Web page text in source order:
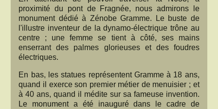
proximité du pont de Fragnée, nous admirons le
monument dédié à Zénobe Gramme. Le buste de
l'illustre inventeur de la dynamo-électrique trône au
centre ; une femme se tient à côté, ses mains
enserrant des palmes glorieuses et des foudres
électriques.
En bas, les statues représentent Gramme à 18 ans,
quand il exerce son premier métier de menuisier ; et
à 40 ans, quand il médite sur sa fameuse invention.
Le monument a été inauguré dans le cadre de